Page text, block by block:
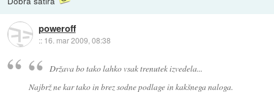
poweroff
:: 16. mar 2009, 08:38
Država bo tako lahko vsak trenutek izvedela...
Najbrž ne kar tako in brez sodne podlage in kakšnega naloga.